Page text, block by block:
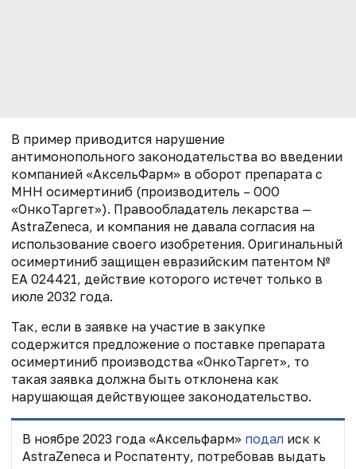
В пример приводится нарушение
антимонопольного законодательства во введении
компанией «АксельФарм» в оборот препарата с
МНН осимертиниб (производитель – ООО
«ОнкоТаргет»). Правообладатель лекарства —
AstraZeneca, и компания не давала согласия на
использование своего изобретения. Оригинальный
осимертиниб защищен евразийским патентом №
ЕА 024421, действие которого истечет только в
июле 2032 года.
Так, если в заявке на участие в закупке
содержится предложение о поставке препарата
осимертиниб производства «ОнкоТаргет», то
такая заявка должна быть отклонена как
нарушающая действующее законодательство.
В ноябре 2023 года «Аксельфарм» подалиск к
AstraZeneca и Роспатенту, потребовав выдать